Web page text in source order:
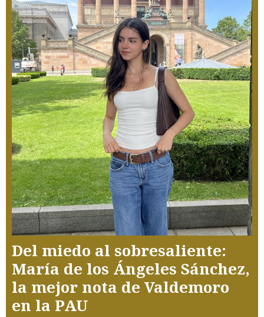
Del miedo al sobresaliente:
María de los Ángeles Sánchez,
la mejor nota de Valdemoro
en la PAU